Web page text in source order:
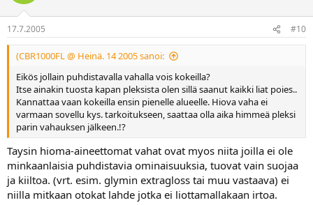
17.7.2005 #10
(CBR1000FL @ Heinä. 14 2005 sanoi:
Eikös jollain puhdistavalla vahalla vois kokeilla?
Itse ainakin tuosta kapan pleksista olen sillä saanut kaikki liat poies..
Kannattaa vaan kokeilla ensin pienelle alueelle. Hiova vaha ei
varmaan sovellu kys. tarkoitukseen, saattaa olla aika himmeä pleksi
parin vahauksen jälkeen.!?
Taysin hioma-aineettomat vahat ovat myos niita joilla ei ole
minkaanlaisia puhdistavia ominaisuuksia, tuovat vain suojaa
ja kiiltoa. (vrt. esim. glymin extragloss tai muu vastaava) ei
niilla mitkaan otokat lahde jotka ei liottamallakaan irtoa.